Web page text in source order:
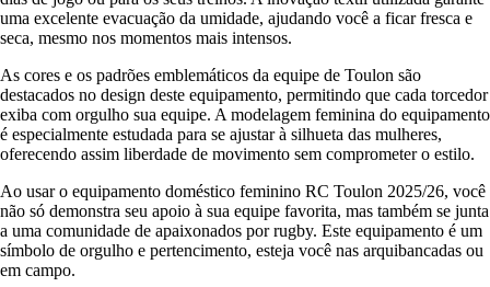
uma excelente evacuação da umidade, ajudando você a ficar fresca e
seca, mesmo nos momentos mais intensos.
As cores e os padrões emblemáticos da equipe de Toulon são
destacados no design deste equipamento, permitindo que cada torcedor
exiba com orgulho sua equipe. A modelagem feminina do equipamento
é especialmente estudada para se ajustar à silhueta das mulheres,
oferecendo assim liberdade de movimento sem comprometer o estilo.
Ao usar o equipamento doméstico feminino RC Toulon 2025/26, você
não só demonstra seu apoio à sua equipe favorita, mas também se junta
a uma comunidade de apaixonados por rugby. Este equipamento é um
símbolo de orgulho e pertencimento, esteja você nas arquibancadas ou
em campo.